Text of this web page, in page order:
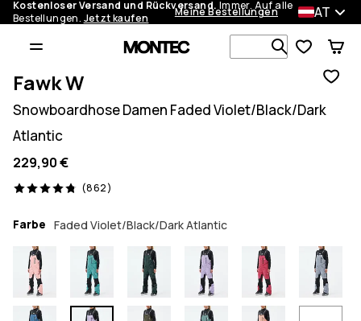
Kostenloser Versand und Rückversand. Immer. Auf alle
Bestellungen. Jetzt kaufen Meine Bestellungen AT
Fawk W
Snowboardhose Damen Faded Violet/Black/Dark
Atlantic
229,90 €
(862)
862 Reviews, 4.8/5
Farbe Faded Violet/Black/Dark Atlantic